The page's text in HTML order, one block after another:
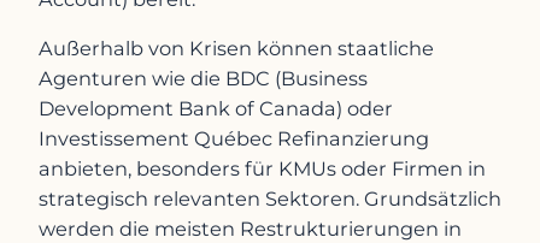
Außerhalb von Krisen können staatliche
Agenturen wie die BDC (Business
Development Bank of Canada) oder
Investissement Québec Refinanzierung
anbieten, besonders für KMUs oder Firmen in
strategisch relevanten Sektoren. Grundsätzlich
werden die meisten Restrukturierungen in